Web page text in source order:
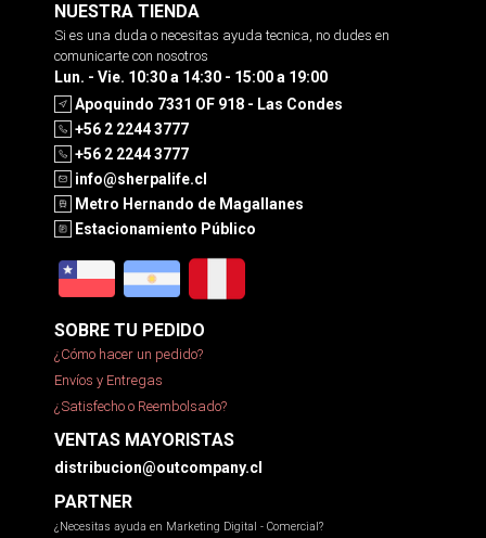
NUESTRA TIENDA
Si es una duda o necesitas ayuda tecnica, no dudes en
comunicarte con nosotros
Lun. - Vie. 10:30 a 14:30 - 15:00 a 19:00
Apoquindo 7331 OF 918 - Las Condes
+56 2 2244 3777
+56 2 2244 3777
info@sherpalife.cl
Metro Hernando de Magallanes
Estacionamiento Público
SOBRE TU PEDIDO
¿Cómo hacer un pedido?
Envíos y Entregas
¿Satisfecho o Reembolsado?
VENTAS MAYORISTAS
distribucion@outcompany.cl
PARTNER
¿Necesitas ayuda en Marketing Digital - Comercial?